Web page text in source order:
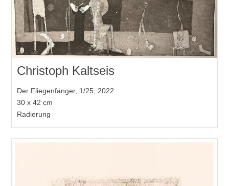
Christoph Kaltseis
Der Fliegenfänger, 1/25, 2022
30 x 42 cm
Radierung